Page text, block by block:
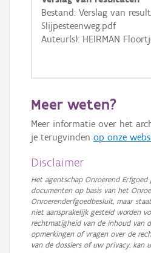
GRB-Basiskaart in
Bestand: Verslag van
Slijpesteenweg.pdf
Auteur(s): HEIRMAN
Meer weten?
Meer informatie over het
je terugvinden op onze
Disclaimer
Het agentschap Onroerend
documenten op basis van het
Onroerenderfgoedbesluit, maar
niet aansprakelijk gesteld worden
rechtmatigheid van de inhoud van
opmerkingen of vragen over de
van de dossiers of uw privacy, kan